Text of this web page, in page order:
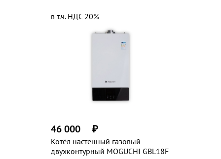
Котёл настенный газовый
двухконтурный MOGUCHI GBL18F
46 000 ₽
в т.ч. НДС 20%